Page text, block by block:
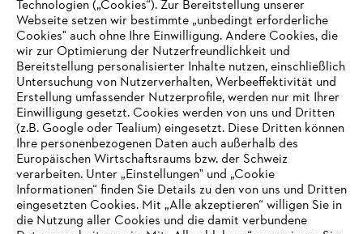
Nichts mehr verpassen mit dem STIHL
Newsletter
E-Mail-Adresse
Jetzt anmelden
Technologien („Cookies“). Zur Bereitstellung unserer
Webseite setzen wir bestimmte „unbedingt erforderliche
Cookies" auch ohne Ihre Einwilligung. Andere Cookies, die
wir zur Optimierung der Nutzerfreundlichkeit und
Bereitstellung personalisierter Inhalte nutzen, einschließlich
Untersuchung von Nutzerverhalten, Werbeeffektivität und
Erstellung umfassender Nutzerprofile, werden nur mit Ihrer
Einwilligung gesetzt. Cookies werden von uns und Dritten
(z.B. Google oder Tealium) eingesetzt. Diese Dritten können
Ihre personenbezogenen Daten auch außerhalb des
Europäischen Wirtschaftsraums bzw. der Schweiz
verarbeiten. Unter „Einstellungen" und „Cookie
Informationen“ finden Sie Details zu den von uns und Dritten
eingesetzten Cookies. Mit „Alle akzeptieren“ willigen Sie in
die Nutzung aller Cookies und die damit verbundene